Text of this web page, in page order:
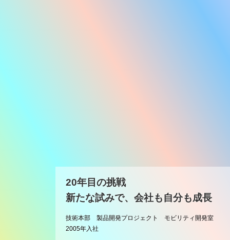
20年目の挑戦
新たな試みで、会社も自分も成長
技術本部 製品開発プロジェクト モビリティ開発室
2005年入社